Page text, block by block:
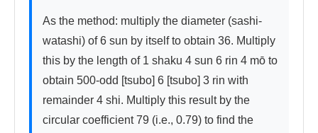
As the method: multiply the diameter (sashi-
watashi) of 6 sun by itself to obtain 36. Multiply
this by the length of 1 shaku 4 sun 6 rin 4 mō to
obtain 500-odd [tsubo] 6 [tsubo] 3 rin with
remainder 4 shi. Multiply this result by the
circular coefficient 79 (i.e., 0.79) to find the